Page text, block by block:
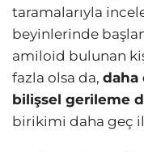
taramalarıyla
beyinlerinde
amiloid bulunan
fazla olsa da, daha
bilişsel gerileme
birikimi daha geç